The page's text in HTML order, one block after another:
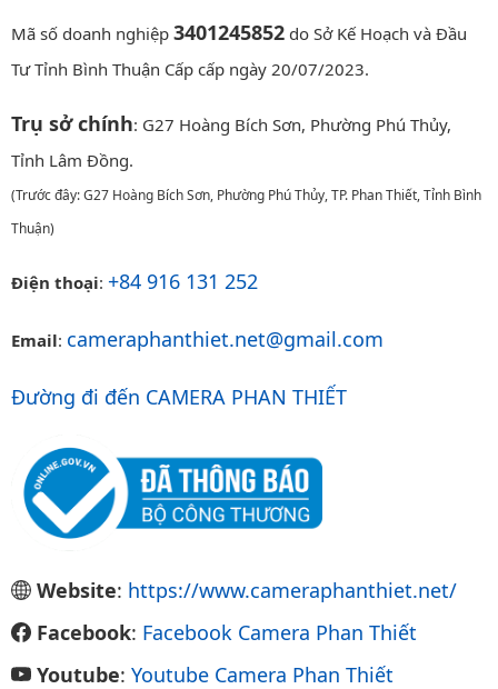
Mã số doanh nghiệp 3401245852 do Sở Kế Hoạch và Đầu
Tư Tỉnh Bình Thuận Cấp cấp ngày 20/07/2023.
Trụ sở chính: G27 Hoàng Bích Sơn, Phường Phú Thủy,
Tỉnh Lâm Đồng.
(Trước đây: G27 Hoàng Bích Sơn, Phường Phú Thủy, TP. Phan Thiết, Tỉnh Bình
Thuận)
Điện thoại: +84 916 131 252
Email: cameraphanthiet.net@gmail.com
Đường đi đến CAMERA PHAN THIẾT
Website: https://www.cameraphanthiet.net/
Facebook: Facebook Camera Phan Thiết
Youtube: Youtube Camera Phan Thiết